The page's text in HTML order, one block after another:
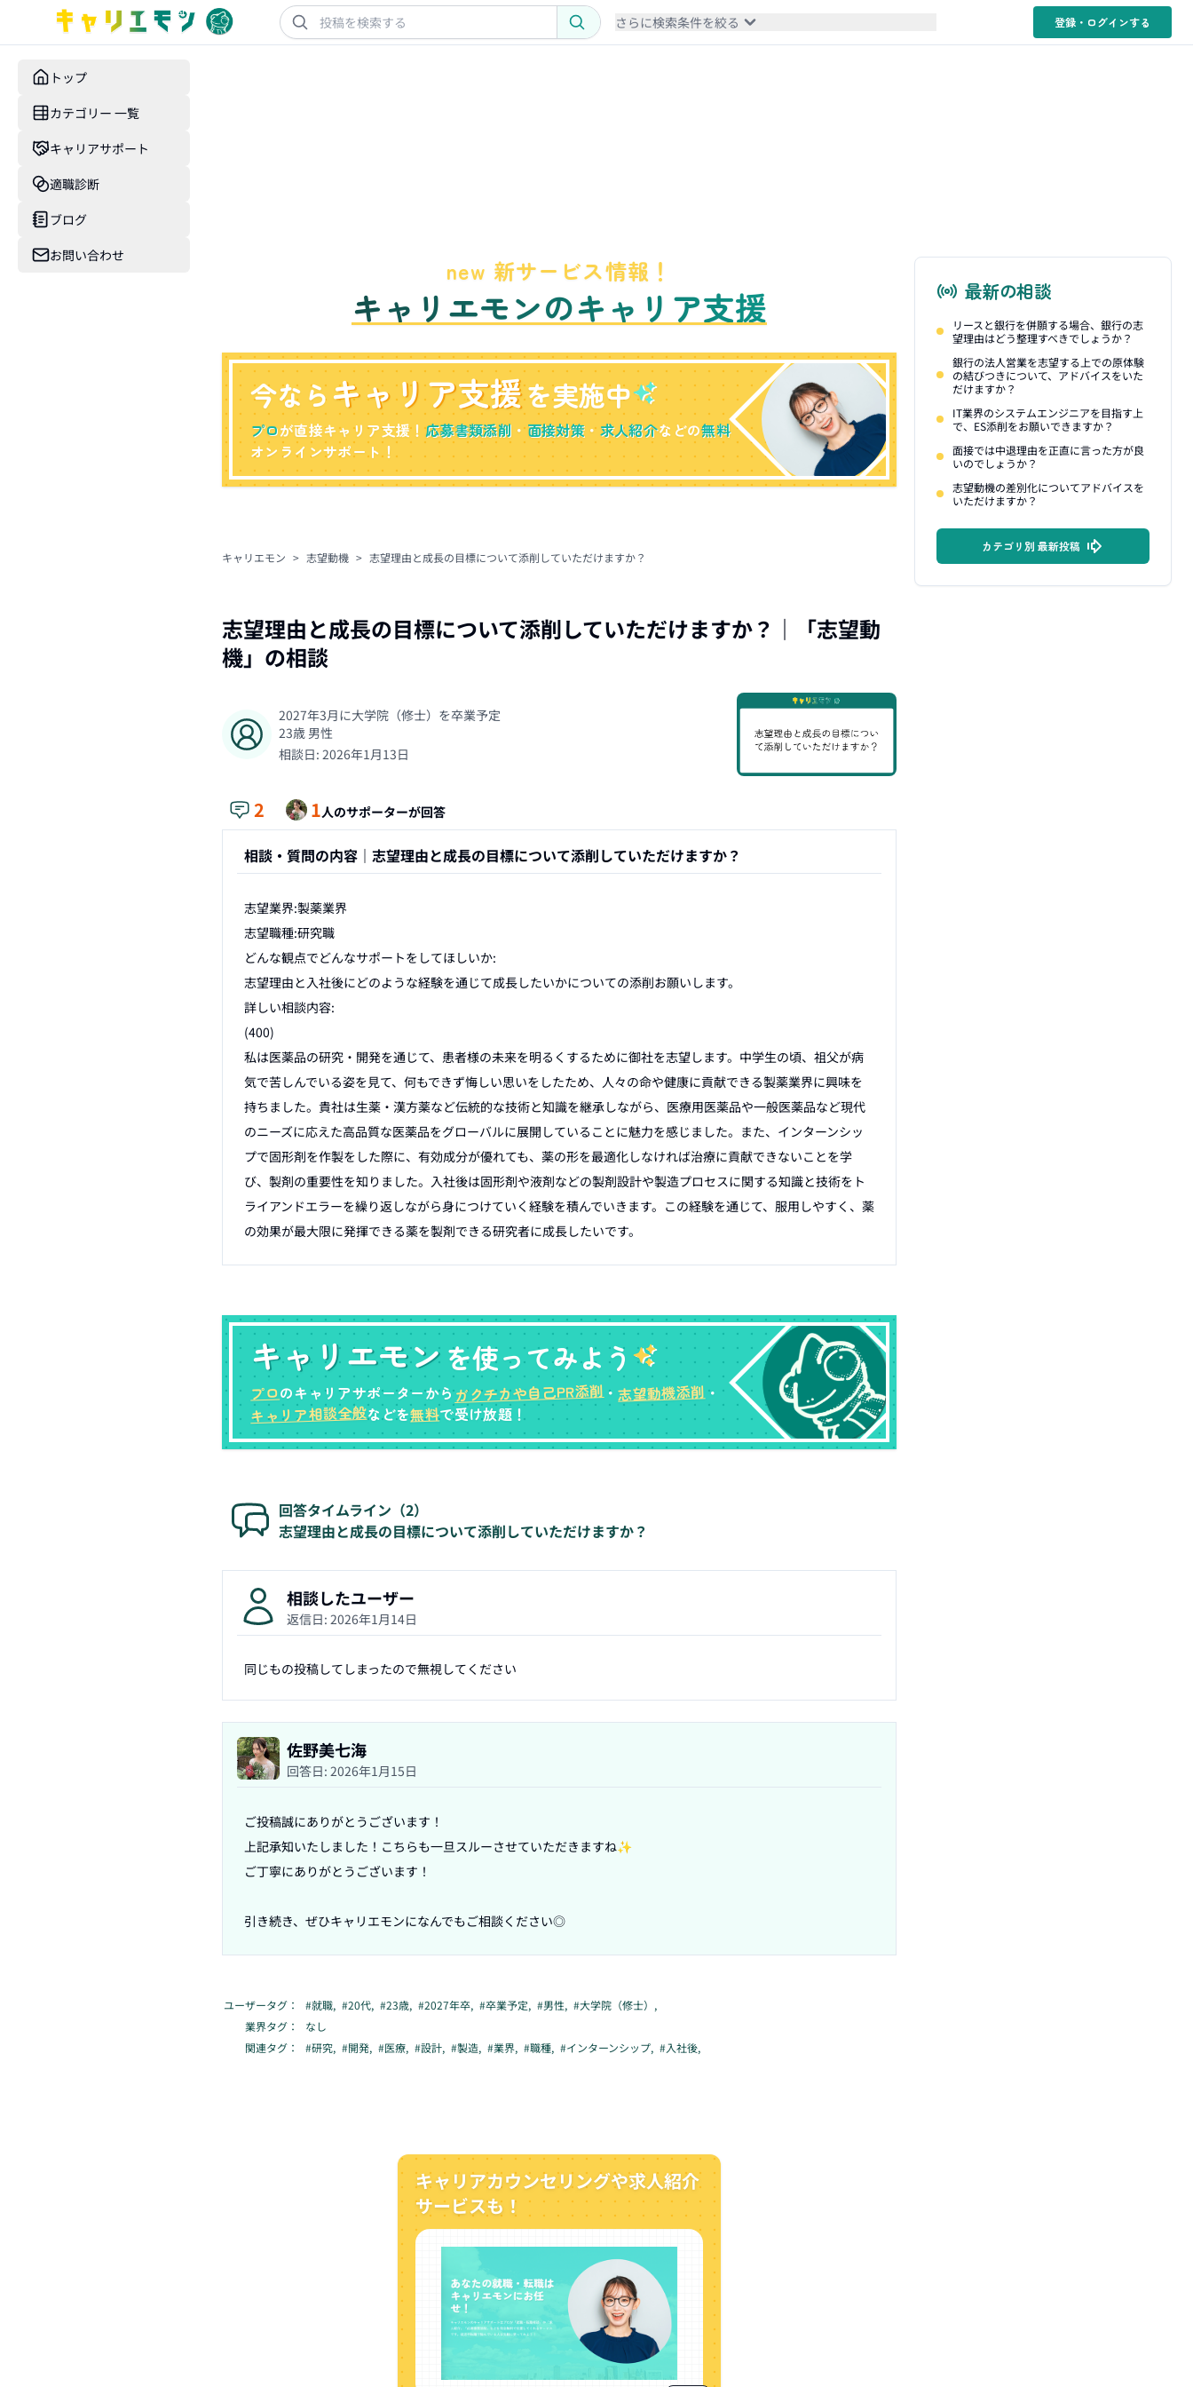
さらに検索条件を絞る 登録・ログインする
トップ
カテゴリー 一覧
キャリアサポート
適職診断
ブログ
お問い合わせ
new 新サービス情報！
キャリエモンのキャリア支援
今ならキャリア支援を実施中
プロが直接キャリア支援！応募書類添削 ・面接対策 ・求人紹介などの無料
オンラインサポート！
キャリエモン > 志望動機 > 志望理由と成長の目標について添削していただけますか？
志望理由と成長の目標について添削していただけますか？ ｜「志望動
機」の相談
2027年3月に大学院（修士）を卒業予定
23歳 男性
相談日: 2026年1月13日
2 1人のサポーターが回答
相談・質問の内容｜ 志望理由と成長の目標について添削していただけますか？
志望業界:製薬業界
志望職種:研究職
どんな観点でどんなサポートをしてほしいか:
志望理由と入社後にどのような経験を通じて成長したいかについての添削お願いします。
詳しい相談内容:
(400)
私は医薬品の研究・開発を通じて、患者様の未来を明るくするために御社を志望します。中学生の頃、祖父が病
気で苦しんでいる姿を見て、何もできず悔しい思いをしたため、人々の命や健康に貢献できる製薬業界に興味を
持ちました。貴社は生薬・漢方薬など伝統的な技術と知識を継承しながら、医療用医薬品や一般医薬品など現代
のニーズに応えた高品質な医薬品をグローバルに展開していることに魅力を感じました。また、インターンシッ
プで固形剤を作製をした際に、有効成分が優れても、薬の形を最適化しなければ治療に貢献できないことを学
び、製剤の重要性を知りました。入社後は固形剤や液剤などの製剤設計や製造プロセスに関する知識と技術をト
ライアンドエラーを繰り返しながら身につけていく経験を積んでいきます。この経験を通じて、服用しやすく、薬
の効果が最大限に発揮できる薬を製剤できる研究者に成長したいです。
キャリエモン を使ってみよう
プロのキャリアサポーターからガクチカや自己PR添削・志望動機添削・
キャリア相談全般などを無料で受け放題！
回答タイムライン（2）
志望理由と成長の目標について添削していただけますか？
相談したユーザー
返信日: 2026年1月14日
同じもの投稿してしまったので無視してください
佐野美七海
回答日: 2026年1月15日
ご投稿誠にありがとうございます！
上記承知いたしました！こちらも一旦スルーさせていただきますね✨
ご丁寧にありがとうございます！
引き続き、ぜひキャリエモンになんでもご相談ください◎
ユーザータグ： #就職, #20代, #23歳, #2027年卒, #卒業予定, #男性, #大学院（修士） ,
業界タグ：
なし
関連タグ：
#研究, #開発, #医療, #設計, #製造, #業界, #職種, #インターンシップ, #入社後,
キャリアカウンセリングや求人紹介
サービスも！
最新の相談
リースと銀行を併願する場合、銀行の志
望理由はどう整理すべきでしょうか？
銀行の法人営業を志望する上での原体験
の結びつきについて、アドバイスをいた
だけますか？
IT業界のシステムエンジニアを目指す上
で、ES添削をお願いできますか？
面接では中退理由を正直に言った方が良
いのでしょうか？
志望動機の差別化についてアドバイスを
いただけますか？
カテゴリ別 最新投稿